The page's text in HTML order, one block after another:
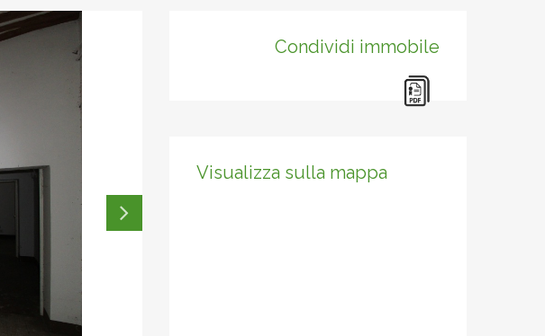
Condividi immobile
Visualizza sulla mappa